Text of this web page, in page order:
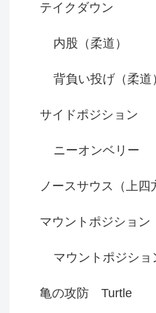
テイクダウン
内股（柔道）
背負い投げ（柔
サイドポジション
ニーオンベリー
ノースサウス（上四
マウントポジション
マウントポジショ
亀の攻防 Turtle